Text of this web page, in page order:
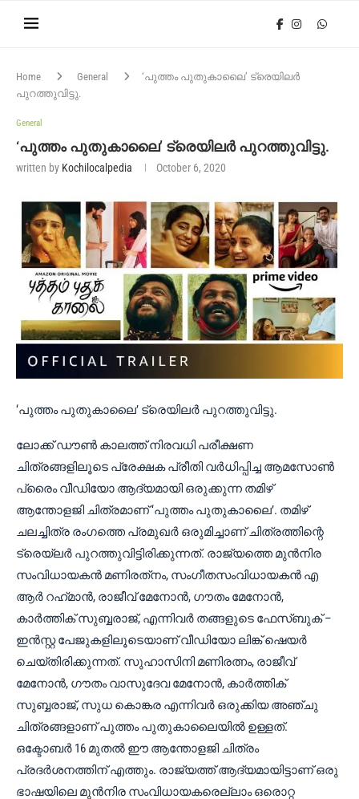
Home General
‘പുത്തം പുതുകാലൈ’ ട്രെയിലർ
പുറത്തുവിട്ടു.
General
‘പുത്തം പുതുകാലൈ’ ട്രെയിലർ പുറത്തുവിട്ടു.
written by Kochilocalpedia October 6, 2020
‘പുത്തം പുതുകാലൈ’ ട്രെയിലർ പുറത്തുവിട്ടു.
ലോക്ക് ഡൗൺ കാലത്ത് നിരവധി പരീക്ഷണ
ചിത്രങ്ങളിലൂടെ പ്രേക്ഷക പ്രീതി വർധിപ്പിച്ച ആമസോൺ
പ്രൈം വീഡിയോ ആദ്യമായി ഒരുക്കുന്ന തമിഴ്
ആന്തോളജി ചിത്രമാണ് ‘പുത്തം പുതുകാലൈ’. തമിഴ്
ചലച്ചിത്ര രംഗത്തെ പ്രമുഖർ ഒരുമിച്ചാണ് ചിത്രത്തിന്റെ
ട്രെയ്‌ലർ പുറത്തുവിട്ടിരിക്കുന്നത്. രാജ്യത്തെ മുൻനിര
സംവിധായകൻ മണിരത്‌നം, സംഗീതസംവിധായകൻ എ
ആർ റഹ്‌മാൻ, രാജീവ് മേനോൻ, ഗൗതം മേനോൻ,
കാർത്തിക് സുബ്ബരാജ്, എന്നിവർ തങ്ങളുടെ ഫേസ്ബുക് –
ഇൻസ്റ്റ പേജുകളിലൂടെയാണ് വീഡിയോ ലിങ്ക് ഷെയർ
ചെയ്തിരിക്കുന്നത്. സുഹാസിനി മണിരത്നം, രാജീവ്
മേനോൻ, ഗൗതം വാസുദേവ മേനോൻ, കാർത്തിക്
സുബ്ബരാജ്, സുധ കൊങ്കര എന്നിവർ ഒരുക്കിയ അഞ്ചു
ചിത്രങ്ങളാണ് പുത്തം പുതുകാലൈയിൽ ഉള്ളത്.
ഒക്ടോബർ 16 മുതൽ ഈ ആന്തോളജി ചിത്രം
പ്രദർശനത്തിന് എത്തും. രാജ്യത്ത് ആദ്യമായിട്ടാണ് ഒരു
ഭാഷയിലെ മുൻനിര സംവിധായകരെല്ലാം ഒരൊറ്റ